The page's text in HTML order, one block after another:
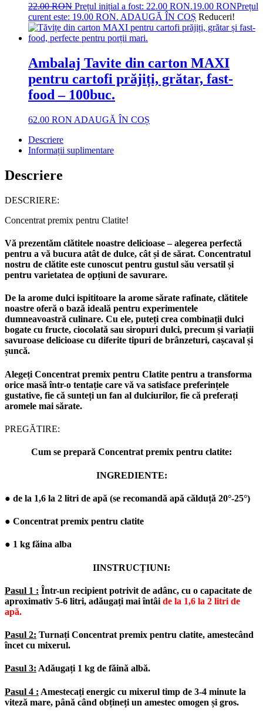
22.00RON Prețul inițial a fost: 22.00 RON.19.00 RONPrețul
curent este: 19.00 RON. ADAUGĂ ÎN COȘ Reduceri!
Ambalaj Tavite din carton MAXI
pentru cartofi prăjiți, grătar, fast-
food – 100buc.
62.00 RON ADAUGĂ ÎN COȘ
Descriere
Informații suplimentare
Descriere
DESCRIERE:
Concentrat premix pentru Clatite!
Vă prezentăm clătitele noastre delicioase – alegerea perfectă
pentru a vă bucura atât de dulce, cât și de sărat. Concentratul
nostru de clătite este cunoscut pentru gustul său versatil și
pentru varietatea de opțiuni de savurare.
De la arome dulci ispititoare la arome sărate rafinate, clătitele
noastre oferă o bază ideală pentru experimentele
dumneavoastră culinare. Cu ele, puteți crea combinații dulci
bogate cu fructe, ciocolată sau siropuri dulci, precum și variații
savuroase delicioase cu diferite tipuri de brânzeturi, cașcaval și
șuncă.
Alegeți Concentrat premix pentru Clatite pentru a transforma
orice masă într-o tentație care vă va satisface preferințele
gustative, fie că sunteți un fan al dulciurilor, fie că preferați
aromele mai sărate.
PREGĂTIRE:
Cum se prepară Concentrat premix pentru clatite:
INGREDIENTE:
● de la 1,6 la 2 litri de apă (se recomandă apă călduță 20°-25°)
● Concentrat premix pentru clatite
● 1 kg făina alba
IINSTRUCȚIUNI:
Pasul 1 : Într-un recipient potrivit de adânc, cu o capacitate de
aproximativ 5-6 litri, adăugați mai întâi de la 1,6 la 2 litri de
apă.
Pasul 2: Turnați Concentrat premix pentru clatite, amestecând
încet cu mixerul.
Pasul 3: Adăugați 1 kg de făină albă.
Pasul 4 : Amestecați energic cu mixerul timp de 3-4 minute la
viteză mare, până când obțineți un amestec omogen și gros.